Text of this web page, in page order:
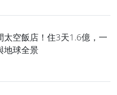
太空飯店！住3天1.6億，一
地球全景